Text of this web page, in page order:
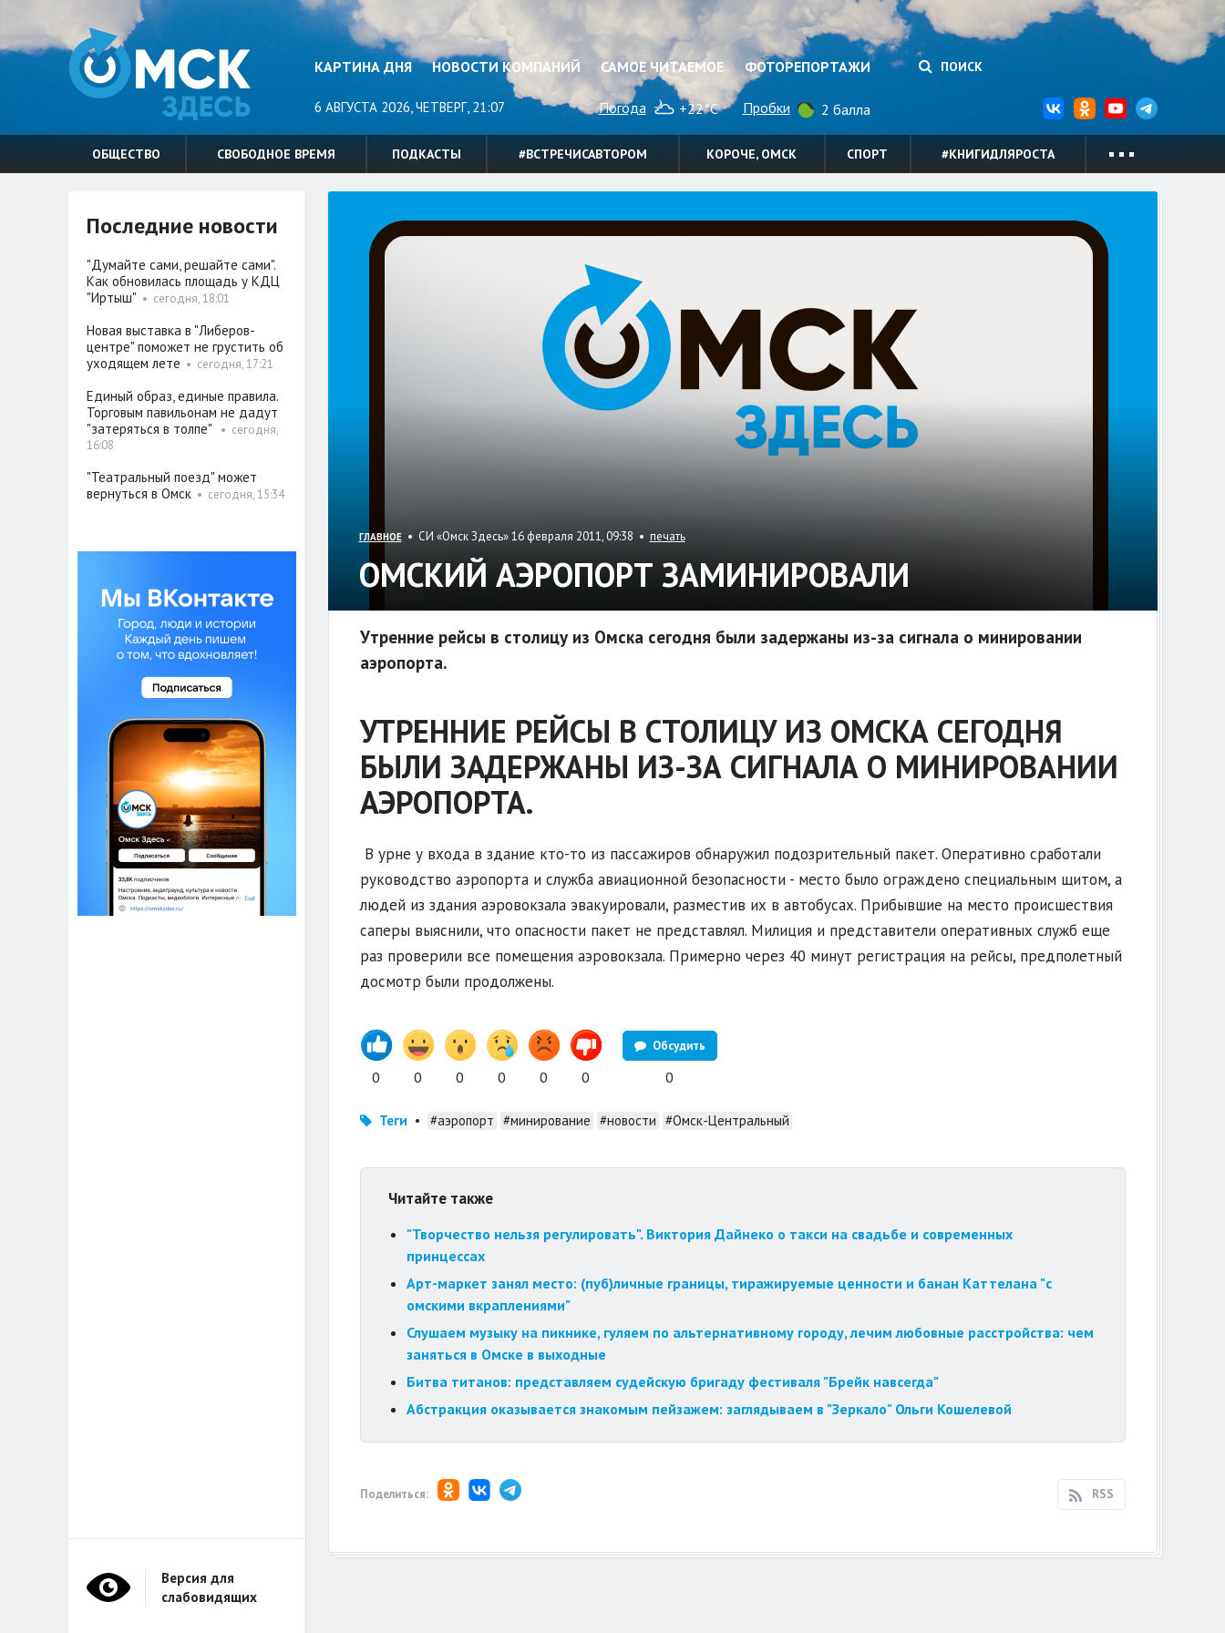
КАРТИНА ДНЯ НОВОСТИ КОМПАНИЙ САМОЕ ЧИТАЕМОЕ ФОТОРЕПОРТАЖИ ПОИСК
6 АВГУСТА 2026, ЧЕТВЕРГ, 21:07 Погода +22°C Пробки 2 балла
ОБЩЕСТВО СВОБОДНОЕ ВРЕМЯ ПОДКАСТЫ #ВСТРЕЧИСАВТОРОМ КОРОЧЕ, ОМСК СПОРТ #КНИГИДЛЯРОСТА
ГЛАВНОЕ• СИ «Омск Здесь» 16 февраля 2011, 09:38 • печать
ОМСКИЙ АЭРОПОРТ ЗАМИНИРОВАЛИ
Утренние рейсы в столицу из Омска сегодня были задержаны из-за сигнала о минировании
аэропорта.
УТРЕННИЕ РЕЙСЫ В СТОЛИЦУ ИЗ ОМСКА СЕГОДНЯ
БЫЛИ ЗАДЕРЖАНЫ ИЗ-ЗА СИГНАЛА О МИНИРОВАНИИ
АЭРОПОРТА.
В урне у входа в здание кто-то из пассажиров обнаружил подозрительный пакет. Оперативно сработали
руководство аэропорта и служба авиационной безопасности - место было ограждено специальным щитом, а
людей из здания аэровокзала эвакуировали, разместив их в автобусах. Прибывшие на место происшествия
саперы выяснили, что опасности пакет не представлял. Милиция и представители оперативных служб еще
раз проверили все помещения аэровокзала. Примерно через 40 минут регистрация на рейсы, предполетный
досмотр были продолжены.
0 0 0 0 0 0
Обсудить
0
Теги • #аэропорт #минирование #новости #Омск-Центральный
Читайте также
"Творчество нельзя регулировать". Виктория Дайнеко о такси на свадьбе и современных
принцессах
Арт-маркет занял место: (пуб)личные границы, тиражируемые ценности и банан Каттелана "с
омскими вкраплениями"
Слушаем музыку на пикнике, гуляем по альтернативному городу, лечим любовные расстройства: чем
заняться в Омске в выходные
Битва титанов: представляем судейскую бригаду фестиваля "Брейк навсегда"
Абстракция оказывается знакомым пейзажем: заглядываем в "Зеркало" Ольги Кошелевой
Поделиться: RSS
Последние новости
"Думайте сами, решайте сами".
Как обновилась площадь у КДЦ
"Иртыш" • сегодня, 18:01
Новая выставка в "Либеров-
центре" поможет не грустить об
уходящем лете • сегодня, 17:21
Единый образ, единые правила.
Торговым павильонам не дадут
"затеряться в толпе"
• сегодня,
16:08
"Театральный поезд" может
вернуться в Омск• сегодня, 15:34
Версия для
слабовидящих